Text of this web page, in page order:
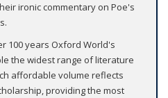
ironic commentary on Poe's
100 years Oxford World's
the widest range of literature
affordable volume reflects
providing the most